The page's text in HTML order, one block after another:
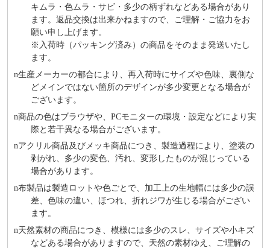
キムラ・色ムラ・サビ・多少の柄ずれなどある場合があり
ます。返品交換は出来かねますので、ご理解・ご協⼒をお
願い申し上げます。
※⼊荷時（パッキング済み）の商品をそのまま発送いたし
ます。
n⽣産メーカーの都合により、再⼊荷時にサイズや⾊味、裏側な
どメインではない箇所のデザインが多少変更となる場合が
ございます。
n商品の⾊はブラウザや、PCモニターの環境・設定などにより実
際と若⼲異なる場合がございます。
nアクリル商品及びメッキ商品につき、製造過程により、塗装の
剥がれ、多少の変色、汚れ、変形したものが混じっている
場合があります。
n布製品は製造ロットや色ごとで、加工上の生地幅には多少の誤
差、色味の違い、ほつれ、折れジワが生じる場合がござい
ます。
n天然素材の商品につき、模様には多少のスレ、サイズや小キズ
などある場合がありますので、天然の素材ゆえ、ご理解の